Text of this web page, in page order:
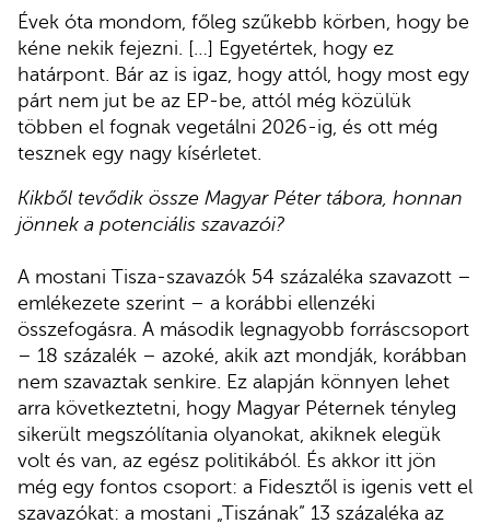
Évek óta mondom, főleg szűkebb körben, hogy be
kéne nekik fejezni. […] Egyetértek, hogy ez
határpont. Bár az is igaz, hogy attól, hogy most egy
párt nem jut be az EP-be, attól még közülük
többen el fognak vegetálni 2026-ig, és ott még
tesznek egy nagy kísérletet.
Kikből tevődik össze Magyar Péter tábora, honnan
jönnek a potenciális szavazói?
A mostani Tisza-szavazók 54 százaléka szavazott –
emlékezete szerint – a korábbi ellenzéki
összefogásra. A második legnagyobb forráscsoport
– 18 százalék – azoké, akik azt mondják, korábban
nem szavaztak senkire. Ez alapján könnyen lehet
arra következtetni, hogy Magyar Péternek tényleg
sikerült megszólítania olyanokat, akiknek elegük
volt és van, az egész politikából. És akkor itt jön
még egy fontos csoport: a Fidesztől is igenis vett el
szavazókat: a mostani „Tiszának” 13 százaléka az